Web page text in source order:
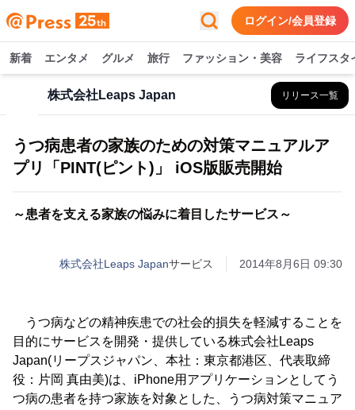
ログイン/会員登録
新着 エンタメ グルメ 旅行 ファッション・美容 ライフスタ
株式会社Leaps Japan リリース一覧
うつ病患者の家族のための対策マニュアルア
プリ「PINT(ピント)」 iOS版販売開始
～患者を支える家族の悩みに着目したサービス～
株式会社Leaps Japanサービス 2014年8月6日 09:30
うつ病などの精神疾患での社会的損失を軽減することを
目的にサービスを開発・提供している株式会社Leaps
Japan(リープスジャパン、本社：東京都港区、代表取締
役：片岡 真由美)は、iPhone用アプリケーションとしてう
つ病の患者を持つ家族を対象とした、うつ病対策マニュア